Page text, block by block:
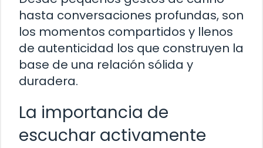
hasta conversaciones profundas, son
los momentos compartidos y llenos
de autenticidad los que construyen la
base de una relación sólida y
duradera.
La importancia de
escuchar activamente